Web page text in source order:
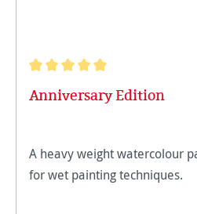
Anniversary Edition
A heavy weight watercolour
for wet painting techniques.